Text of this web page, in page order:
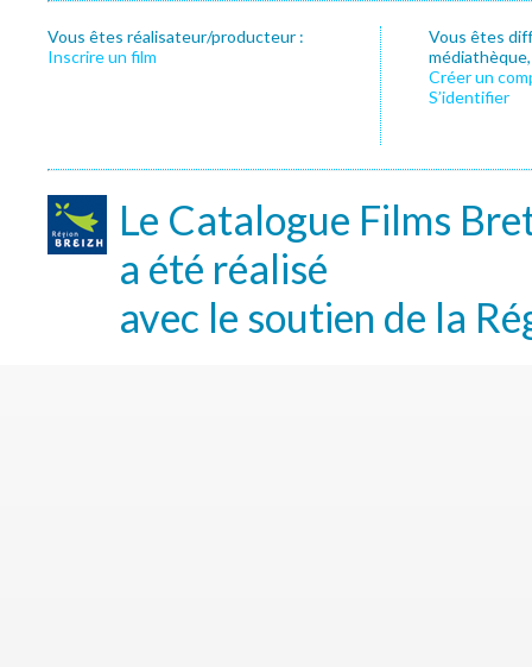
Vous êtes réalisateur/producteur :
Inscrire un film
Vous êtes
Créer un
S’identifier
Le Catalogue Films
a été réalisé
avec le soutien de la